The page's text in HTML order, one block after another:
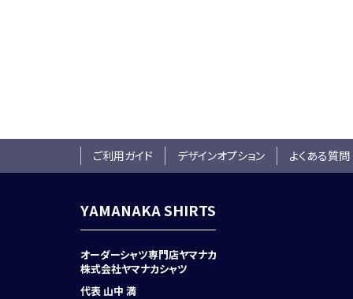
ご利用ガイド デザインオプション よくある質
YAMANAKA SHIRTS
オーダーシャツ専門店ヤマナカ
株式会社ヤマナカシャツ
代表 山中 満